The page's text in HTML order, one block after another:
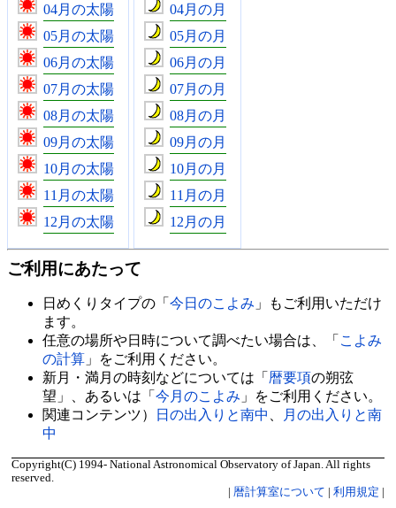
04月の太陽
05月の太陽
06月の太陽
07月の太陽
08月の太陽
09月の太陽
10月の太陽
11月の太陽
12月の太陽
04月の月
05月の月
06月の月
07月の月
08月の月
09月の月
10月の月
11月の月
12月の月
ご利用にあたって
日めくりタイプの「 今日のこよみ 」もご利用いただけ
ます。
任意の場所や日時について調べたい場合は、「 こよみ
の計算 」をご利用ください。
新月・満月の時刻などについては「 暦要項の朔弦
望」、あるいは「 今月のこよみ 」をご利用ください。
関連コンテンツ）
日の出入りと南中
月の出入りと南
中
Copyright(C) 1994- National Astronomical Observatory of Japan. All rights
reserved.
| 暦計算室について | 利用規定 |